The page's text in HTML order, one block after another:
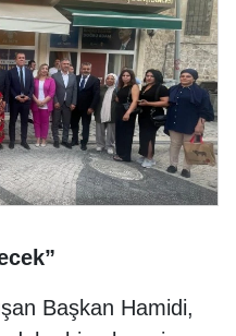
Başkan Hamidi,